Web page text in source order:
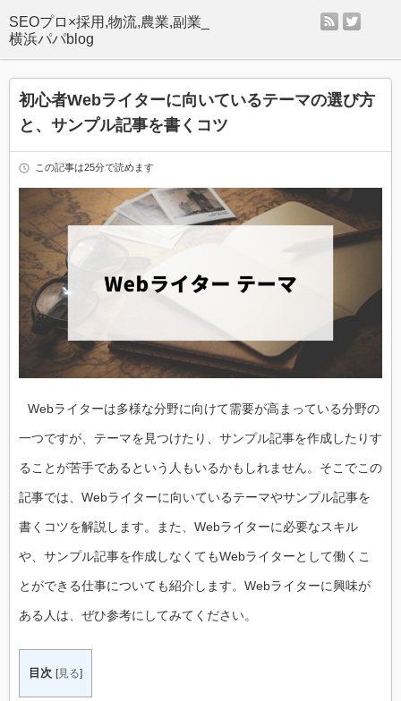
SEOプロ×採用,物流,農業,副業_
横浜パパblog
rss
初心者Webライターに向いているテーマの選び方
と、サンプル記事を書くコツ
この記事は25分で読めます
Webライターは多様な分野に向けて需要が高まっている分野の
一つですが、テーマを見つけたり、サンプル記事を作成したりす
ることが苦手であるという人もいるかもしれません。そこでこの
記事では、Webライターに向いているテーマやサンプル記事を
書くコツを解説します。また、Webライターに必要なスキル
や、サンプル記事を作成しなくてもWebライターとして働くこ
とができる仕事についても紹介します。Webライターに興味が
ある人は、ぜひ参考にしてみてください。
目次 [見る]